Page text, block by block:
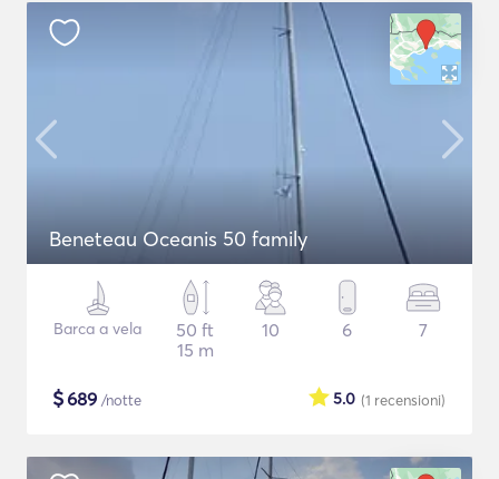
Beneteau Oceanis 50 family
Barca a vela
50 ft
15 m
10 6 7
$689 /notte (1 recensioni)
5.0